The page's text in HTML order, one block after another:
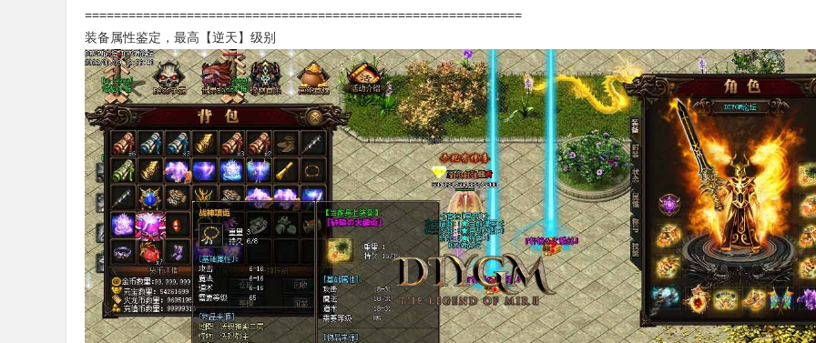
============================================================
装备属性鉴定，最高【逆天】级别